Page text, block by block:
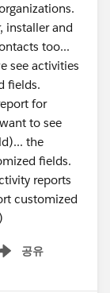
installer and
too...
see activities
fields.
for
to see
the
fields.
reports
customized
공유
menu